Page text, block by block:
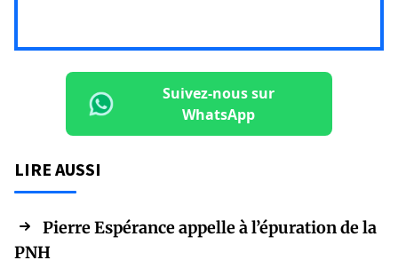
Suivez-nous sur
WhatsApp
LIRE AUSSI
Pierre Espérance appelle à l’épuration de la
PNH